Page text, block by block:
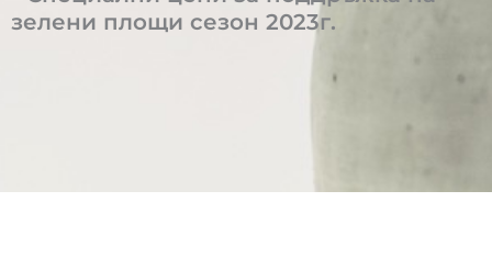
зелени площи сезон 2023г.